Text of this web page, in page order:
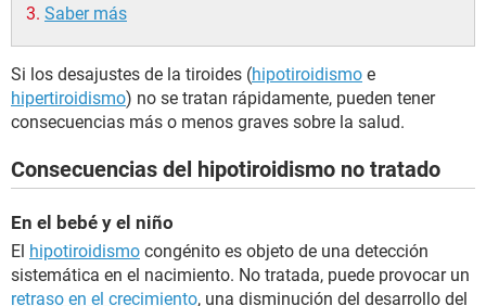
Saber más
Si los desajustes de la tiroides (hipotiroidismo e
hipertiroidismo) no se tratan rápidamente, pueden tener
consecuencias más o menos graves sobre la salud.
Consecuencias del hipotiroidismo no tratado
En el bebé y el niño
El hipotiroidismo congénito es objeto de una detección
sistemática en el nacimiento. No tratada, puede provocar un
retraso en el crecimiento, una disminución del desarrollo del